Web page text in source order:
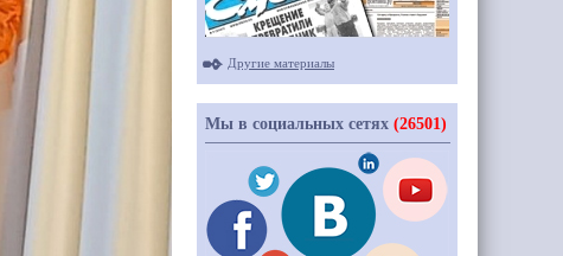
Другие материалы
Мы в социальных сетях (26501)